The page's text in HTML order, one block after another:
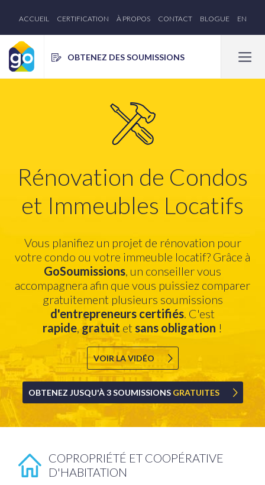
ACCUEIL CERTIFICATION À PROPOS CONTACT BLOGUE EN
OBTENEZ DES SOUMISSIONS
Rénovation de Condos
et Immeubles Locatifs
Vous planifiez un projet de rénovation pour
votre condo ou votre immeuble locatif? Grâce à
GoSoumissions , un conseiller vous
accompagnera afin que vous puissiez comparer
gratuitement plusieurs soumissions
d'entrepreneurs certifiés . C'est
rapide ,gratuit et sans obligation !
VOIR LA VIDÉO
OBTENEZ JUSQU'À 3 SOUMISSIONS GRATUITES
COPROPRIÉTÉ ET COOPÉRATIVE
D'HABITATION